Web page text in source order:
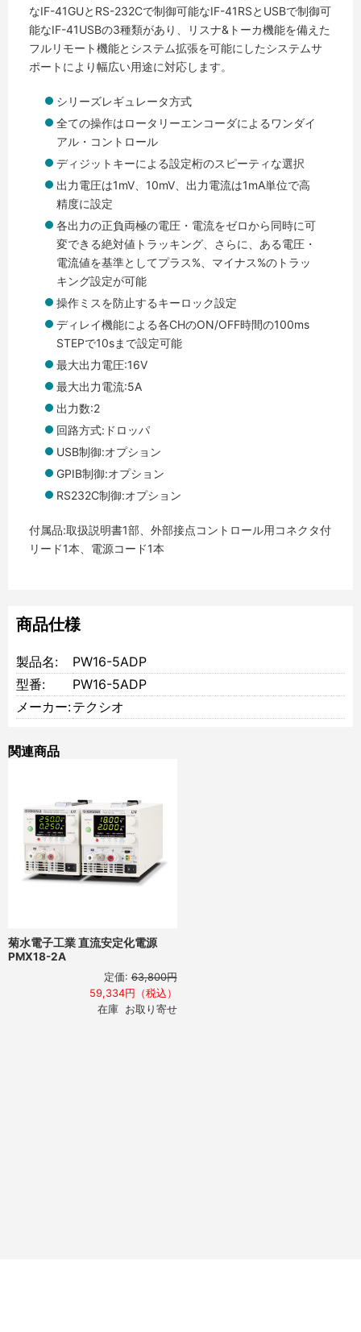
なIF-41GUとRS-232Cで制御可能なIF-41RSとUSBで制御可
能なIF-41USBの3種類があり、リスナ&トーカ機能を備えた
フルリモート機能とシステム拡張を可能にしたシステムサ
ポートにより幅広い用途に対応します。
シリーズレギュレータ方式
全ての操作はロータリーエンコーダによるワンダイ
アル・コントロール
ディジットキーによる設定桁のスピーティな選択
出力電圧は1mV、10mV、出力電流は1mA単位で高
精度に設定
各出力の正負両極の電圧・電流をゼロから同時に可
変できる絶対値トラッキング、さらに、ある電圧・
電流値を基準としてプラス%、マイナス%のトラッ
キング設定が可能
操作ミスを防止するキーロック設定
ディレイ機能による各CHのON/OFF時間の100ms
STEPで10sまで設定可能
最大出力電圧:16V
最大出力電流:5A
出力数:2
回路方式:ドロッパ
USB制御:オプション
GPIB制御:オプション
RS232C制御:オプション
付属品:取扱説明書1部、外部接点コントロール用コネクタ付
リード1本、電源コード1本
商品仕様
製品名:
PW16-5ADP
型番:
PW16-5ADP
メーカー:テクシオ
関連商品
菊水電子工業 直流安定化電源
PMX18-2A
定価: 63,800円
59,334円（税込）
在庫 お取り寄せ